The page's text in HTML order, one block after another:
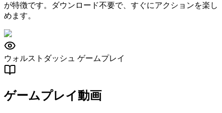
が特徴です。ダウンロード不要で、すぐにアクションを楽し
めます。
ウォルストダッシュ ゲームプレイ
ゲームプレイ動画